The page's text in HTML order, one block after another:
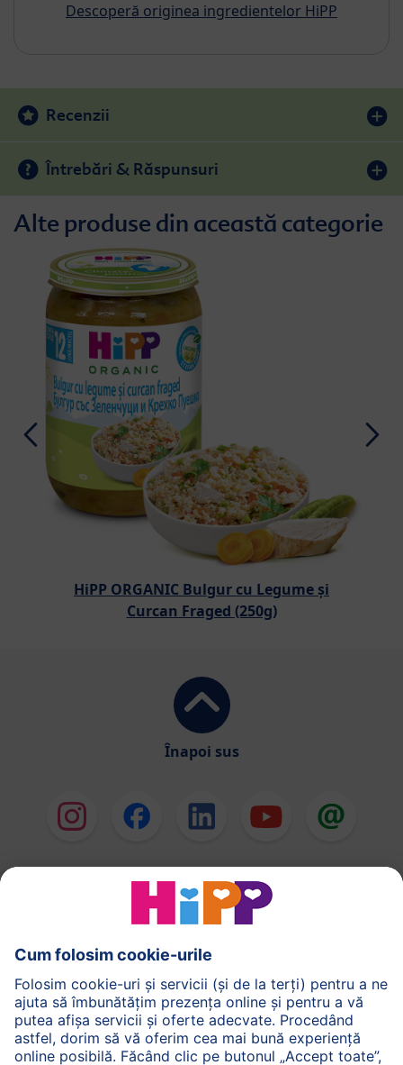
Descoperă originea ingredientelor HiPP
Recenzii
Întrebări & Răspunsuri
Alte produse din această categorie
HiPP ORGANIC Bulgur cu Legume și
Curcan Fraged (250g)
Înapoi sus
HiPP Hrană pentru sugari
HiPP Hrană pentru copii mici
HiPP Îngrijirea pielii
HiPP Sarcină
Politica de Confidenţialitate
Termenii generali pentru utilizarea serviciilor noastre
web